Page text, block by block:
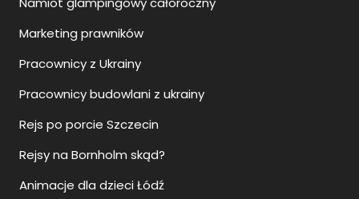
Marketing prawników
Pracownicy z Ukrainy
Pracownicy budowlani z ukrainy
Rejs po porcie Szczecin
Rejsy na Bornholm skąd?
Animacje dla dzieci Łódź